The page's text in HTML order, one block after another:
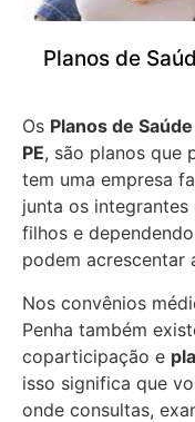
Planos de
Os Planos de
PE, são planos que
tem uma empresa
junta os
filhos e
podem acrescentar
Nos convênios
Penha também
coparticipação e
isso significa que
onde consultas,